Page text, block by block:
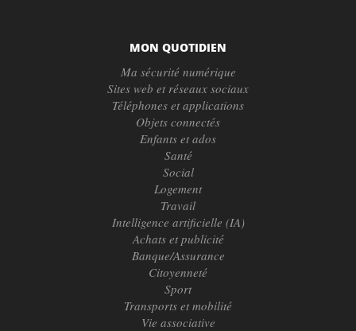
MON QUOTIDIEN
Ma sécurité numérique
Sites web et réseaux sociaux
Téléphones et applications
Objets connectés
Enfants et ados
Santé
Social
Logement
Travail
Intelligence artificielle (IA)
Achats et publicité
Banque/Assurance
Citoyenneté
Sport
Transports et mobilité
Vie associative